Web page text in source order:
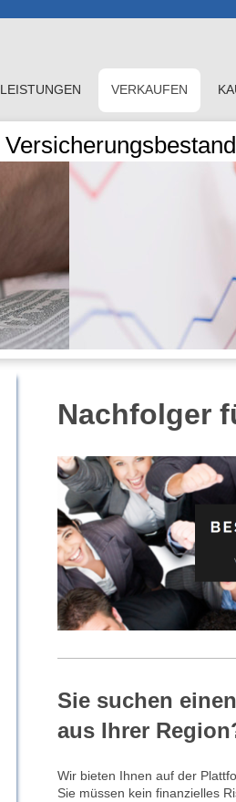
LEISTUNGEN VERKAUFEN
Nachfolger
Sie suchen
aus Ihrer
Wir bieten Ihnen auf der
Sie müssen kein finanzielles